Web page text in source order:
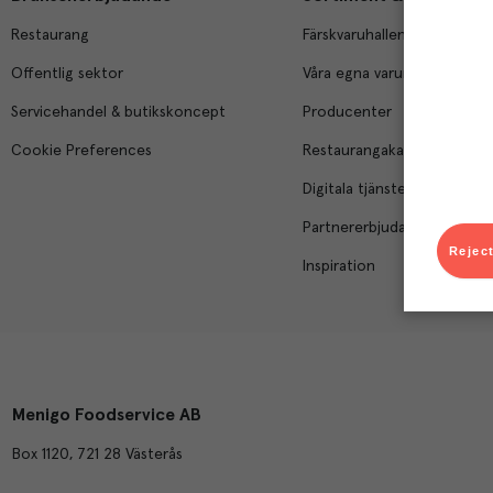
Restaurang
Offentlig sektor
Servicehandel & butikskoncept
Cookie Preferences
Färskvaruhallen
Våra egna varumärken
Producenter
Restaurangakademien
Digitala tjänster
Partnererbjudanden
Inspiration
Menigo Foodservice AB
Box 1120, 721 28 Västerås